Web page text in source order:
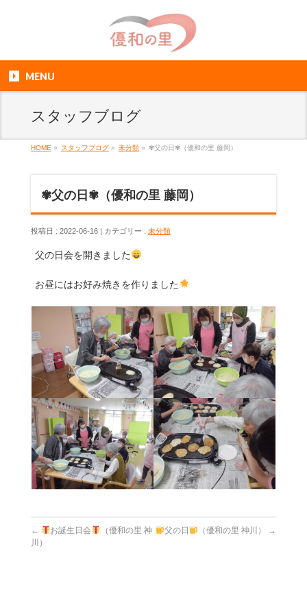
MENU
スタッフブログ
HOME » スタッフブログ» 未分類» ✾父の日✾（優和の里 藤岡）
✾父の日✾（優和の里 藤岡）
投稿日 : 2022-06-16 カテゴリー : 未分類
父の日会を開きました
お昼にはお好み焼きを作りました
← お誕生日会
（優和の里 神
川）
父の日 （優和の里 神川） →